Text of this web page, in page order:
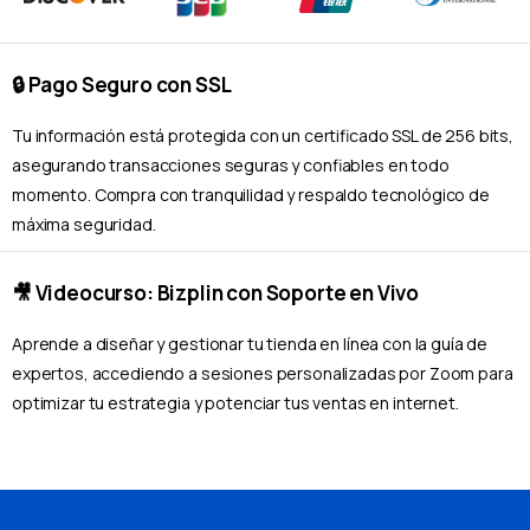
para resultados eficientes
🔁 Pagos recurrentes
🌍 Activa varios idiomas en
tu sitio Web
🔳 Generador de códigos QR
Realiza ventas en persona con el punto de
venta de Bizplin
🔒 Pago Seguro con SSL
Tu información está protegida con un certificado SSL de 256 bits,
asegurando transacciones seguras y confiables en todo
momento. Compra con tranquilidad y respaldo tecnológico de
máxima seguridad.
🎥 Videocurso: Bizplin con Soporte en Vivo
Aprende a diseñar y gestionar tu tienda en línea con la guía de
expertos, accediendo a sesiones personalizadas por Zoom para
optimizar tu estrategia y potenciar tus ventas en internet.